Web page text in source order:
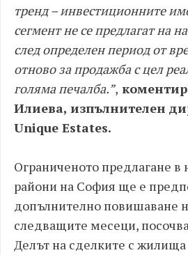
тренд – инвестиционните
сегмент не се предлагат на
след определен период от
отново за продажба с цел
голяма печалба.”,
Илиева, изпълнителен
Unique Estates.
Ограниченото предлагане в
райони на София ще е
допълнително повишаване
следващите месеци,
Делът на сделките с